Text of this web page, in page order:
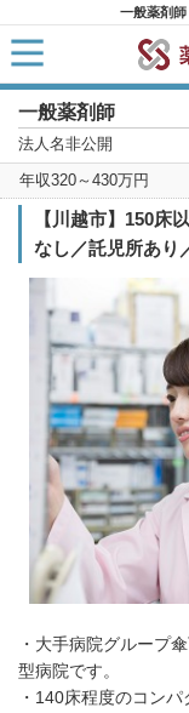
一般薬剤
一般薬剤師
法人名非公開
年収320～430万円
【川越市】150床
なし／託児所あり
・大手病院グループ
型病院です。
・140床程度のコン
HOME
求人検索
新着求人
求人ランキング
キャリアアドバイザ
コラム
転職支援サービス